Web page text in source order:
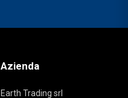
Azienda
Earth Trading srl